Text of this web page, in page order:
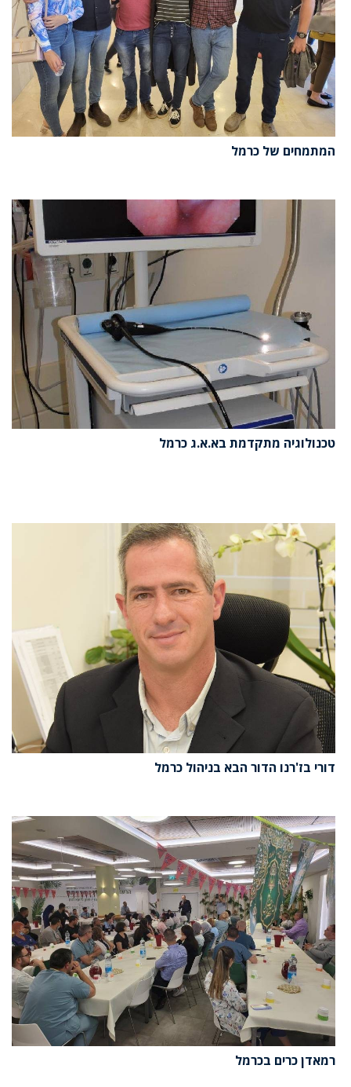
המתמחים של כרמל
טכנולוגיה מתקדמת בא.א.ג כרמל
דורי בז'רנו הדור הבא בניהול כרמל
רמאדן כרים בכרמל